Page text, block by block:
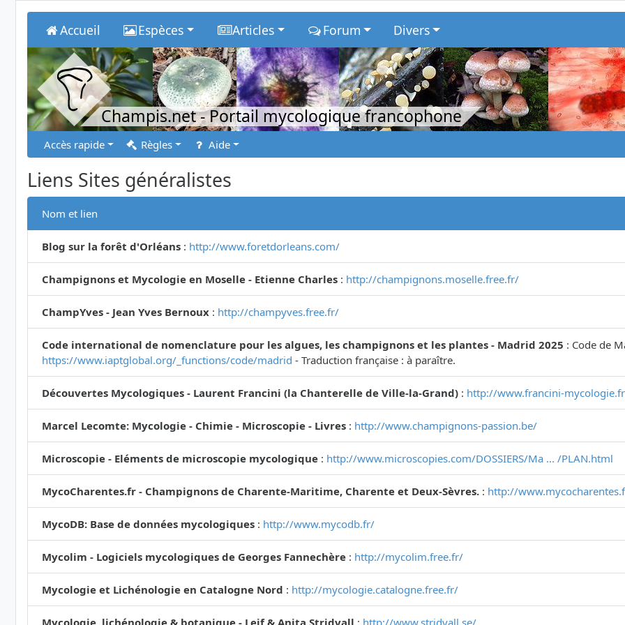
Accueil Espèces Articles Forum Divers
Champis.net- Portail mycologique francophone
Accès rapide Règles Aide
Liens Sites généralistes
Nom et lien
Blog sur la forêt d'Orléans : http://www.foretdorleans.com/
Champignons et Mycologie en Moselle - Etienne Charles : http://champignons.moselle.free.fr/
ChampYves - Jean Yves Bernoux : http://champyves.free.fr/
Code international de nomenclature pour les algues, les champignons et les plantes - Madrid 2025 : Code de
https://www.iaptglobal.org/_functions/code/madrid - Traduction française : à paraître.
Découvertes Mycologiques - Laurent Francini (la Chanterelle de Ville-la-Grand) : http://www.francini-
Marcel Lecomte: Mycologie - Chimie - Microscopie - Livres : http://www.champignons-passion.be/
Microscopie - Eléments de microscopie mycologique : http://www.microscopies.com/DOSSIERS/Ma ... /PLAN.html
MycoCharentes.fr - Champignons de Charente-Maritime, Charente et Deux-Sèvres. : http://
MycoDB: Base de données mycologiques : http://www.mycodb.fr/
Mycolim - Logiciels mycologiques de Georges Fannechère : http://mycolim.free.fr/
Mycologie et Lichénologie en Catalogne Nord : http://mycologie.catalogne.free.fr/